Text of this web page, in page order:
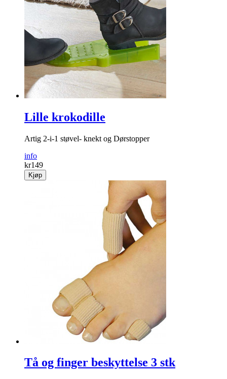
Lille krokodille
Artig 2-i-1 støvel- knekt og Dørstopper
info
kr149
Kjøp
Tå og finger beskyttelse 3 stk